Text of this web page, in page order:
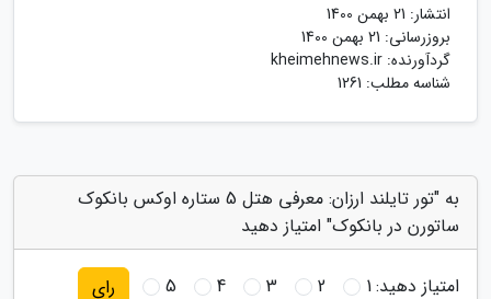
انتشار: 21 بهمن 1400
بروزرسانی: 21 بهمن 1400
گردآورنده: kheimehnews.ir
شناسه مطلب: 1261
به "تور تایلند ارزان: معرفی هتل 5 ستاره اوکس بانکوک
ساتورن در بانکوک" امتیاز دهید
امتیاز دهید:1
2
3
4
5 رای